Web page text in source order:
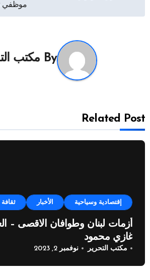
موظفي
By مكتب
Related Post
إقتصادية وسياحية الأخبار ثقافة
أزمات لبنان وطوافان الاقصى –
غازي محمود
مكتب التحرير نوفمبر 2, 2023